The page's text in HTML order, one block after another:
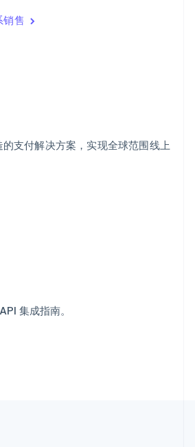
销售
支付解决方案，实现全球范围线上
集成指南。